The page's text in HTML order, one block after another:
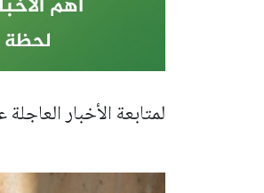
لمتابعة الأخبار